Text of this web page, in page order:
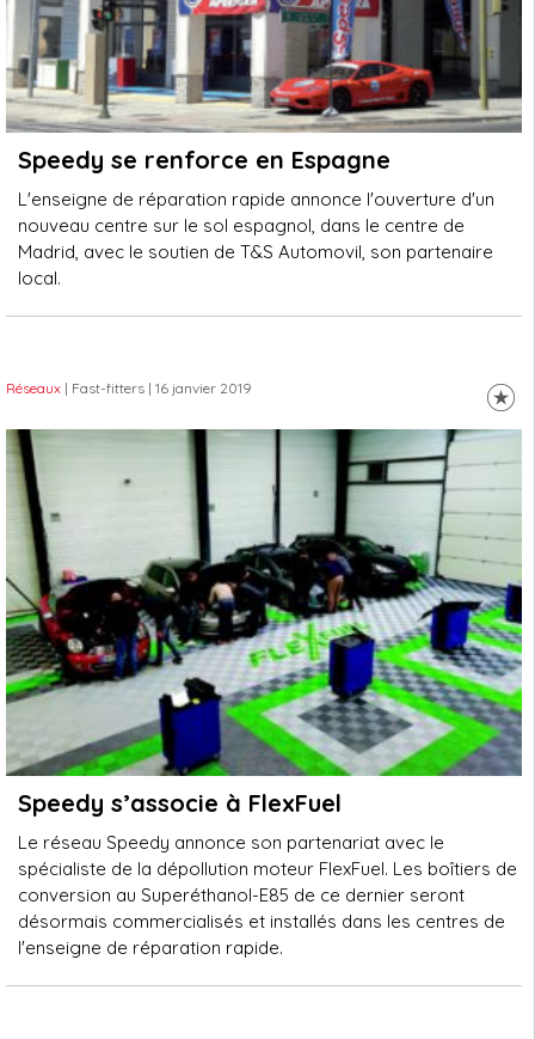
Speedy se renforce en Espagne
L'enseigne de réparation rapide annonce l'ouverture d'un
nouveau centre sur le sol espagnol, dans le centre de
Madrid, avec le soutien de T&S Automovil, son partenaire
local.
Réseaux | Fast-fitters | 16 janvier 2019
Speedy s’associe à FlexFuel
Le réseau Speedy annonce son partenariat avec le
spécialiste de la dépollution moteur FlexFuel. Les boîtiers de
conversion au Superéthanol-E85 de ce dernier seront
désormais commercialisés et installés dans les centres de
l'enseigne de réparation rapide.